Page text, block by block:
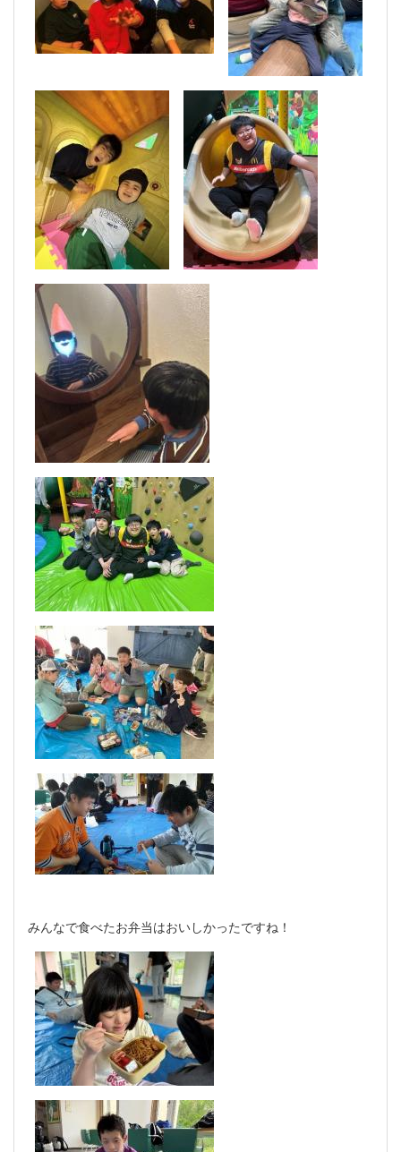
みんなで食べたお弁当はおいしかったですね！